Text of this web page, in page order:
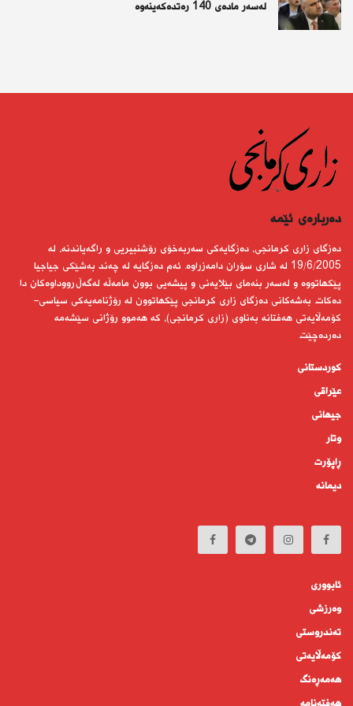
لەسەر مادەی 140 رەتدەكەینەوە
دەربارەى ئێمە
دەزگای زاری كرمانجی، دەزگایەكی سەربەخۆی رۆشنبیریی و راگەیاندنە، لە
19/6/2005 لە شاری سۆران دامەزراوە. ئەم دەزگایە لە چەند بەشێكی جیاجیا
پێكهاتووە و لەسەر بنەمای بێلایەنی و پیشەیی بوون مامەڵە لەگەڵ رووداوەكان دا
دەكات. بەشەكانی دەزگای زاری كرمانجی پێكهاتوون لە رۆژنامەیەكی سیاسی-
كۆمەڵایەتی هەفتانە بەناوی (زاری كرمانجی)، كە هەموو رۆژانی سێشەمە
دەردەچێت.
کوردستانى
عێراقی
جیهانى
وتار
ڕاپۆرت
دیمانە
ئابوورى
وەرزشی
تەندروستى
كۆمه‌ڵايه‌تى
هەمەڕەنگ